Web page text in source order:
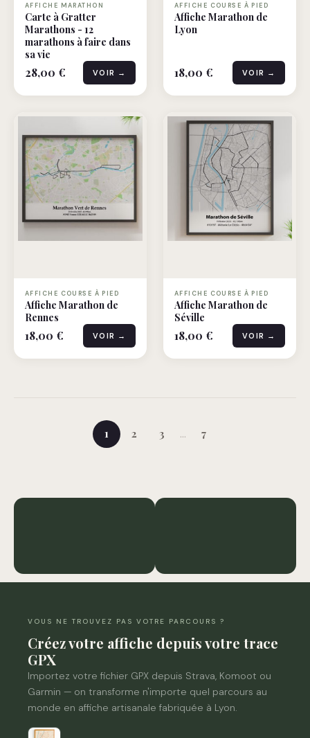
AFFICHE MARATHON
Carte à Gratter
Marathons - 12
marathons à faire dans
sa vie
28,00 € VOIR →
AFFICHE COURSE À PIED
Affiche Marathon de
Lyon
18,00 € VOIR →
AFFICHE COURSE À PIED
Affiche Marathon de
Rennes
18,00 € VOIR →
AFFICHE COURSE À PIED
Affiche Marathon de
Séville
18,00 € VOIR →
1 2 3 … 7
VOUS NE TROUVEZ PAS VOTRE PARCOURS ?
Créez votre affiche depuis votre trace
GPX
Importez votre fichier GPX depuis Strava, Komoot ou
Garmin — on transforme n'importe quel parcours au
monde en affiche artisanale fabriquée à Lyon.